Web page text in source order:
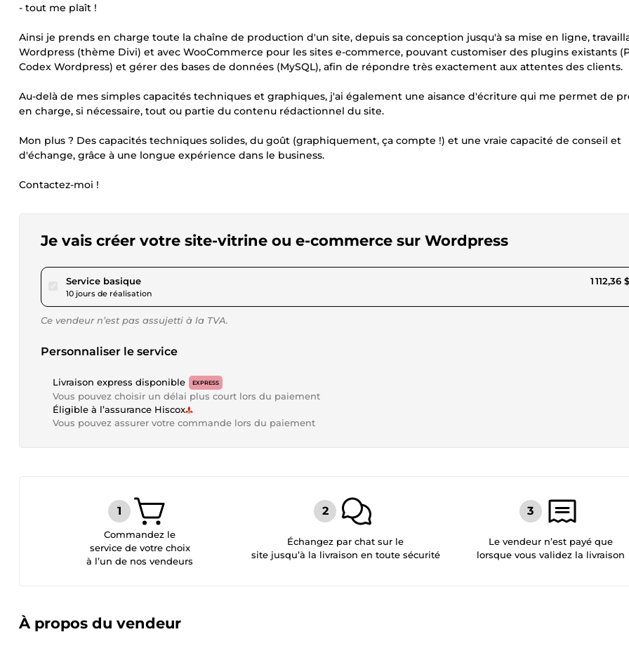
- tout me plaît !
Ainsi je prends en charge toute la chaîne de production d'un site, depuis sa conception jusqu'à sa mise en ligne,
Wordpress (thème Divi) et avec WooCommerce pour les sites e-commerce, pouvant customiser des plugins existants
Codex Wordpress) et gérer des bases de données (MySQL), afin de répondre très exactement aux attentes des clients.
Au-delà de mes simples capacités techniques et graphiques, j'ai également une aisance d'écriture qui me permet de
en charge, si nécessaire, tout ou partie du contenu rédactionnel du site.
Mon plus ? Des capacités techniques solides, du goût (graphiquement, ça compte !) et une vraie capacité de conseil et
d'échange, grâce à une longue expérience dans le business.
Contactez-moi !
Je vais créer votre site-vitrine ou e-commerce sur Wordpress
Service basiquepour 1 025,21 $US
10 jours de réalisation
1 112,36
Ce vendeur n’est pas assujetti à la TVA.
Personnaliser le service
Livraison express disponible EXPRESS
Vous pouvez choisir un délai plus court lors du paiement
Éligible à l’assurance Hiscox
Vous pouvez assurer votre commande lors du paiement
Commandez le
service de votre choix
à l’un de nos vendeurs
Échangez par chat sur le
site jusqu’à la livraison en toute sécurité
Le vendeur n’est payé que
lorsque vous validez la livraison
À propos du vendeur